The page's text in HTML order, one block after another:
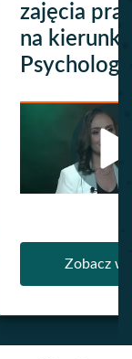
zajęcia
na kierunku
Zobacz